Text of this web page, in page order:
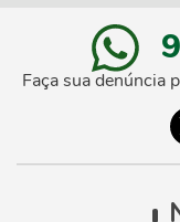
Faça sua denúncia